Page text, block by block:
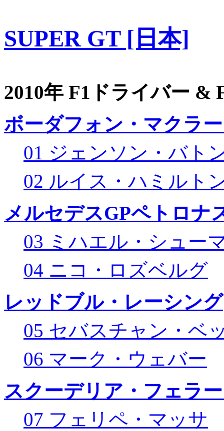
SUPER GT [日本]
2010年 F1ドライバー &
ボーダフォン・マクラ
01 ジェンソン・バト
02 ルイス・ハミルト
メルセデスGPペトロナ
03 ミハエル・シュー
04 ニコ・ロズベルグ
レッドブル・レーシング
05 セバスチャン・ベ
06 マーク・ウェバー
スクーデリア・フェラ
07 フェリペ・マッサ